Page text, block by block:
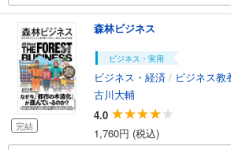
完結
森林ビジネス
ビジネス・実用
ビジネス・経済 / ビジネス教
古川大輔
4.0
1,760円 (税込)